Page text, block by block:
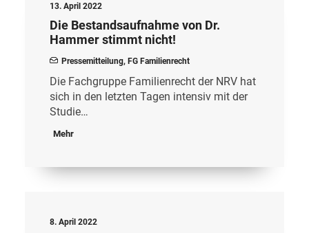
13. April 2022
Die Bestandsaufnahme von Dr.
Hammer stimmt nicht!
Pressemitteilung, FG Familienrecht
Die Fachgruppe Familienrecht der NRV hat
sich in den letzten Tagen intensiv mit der
Studie…
Mehr
8. April 2022